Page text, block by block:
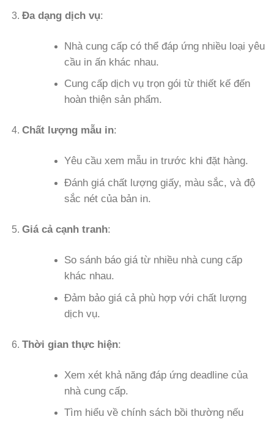
Đa dạng dịch vụ:
Nhà cung cấp có thể đáp ứng nhiều loại yêu
cầu in ấn khác nhau.
Cung cấp dịch vụ trọn gói từ thiết kế đến
hoàn thiện sản phẩm.
Chất lượng mẫu in:
Yêu cầu xem mẫu in trước khi đặt hàng.
Đánh giá chất lượng giấy, màu sắc, và độ
sắc nét của bản in.
Giá cả cạnh tranh:
So sánh báo giá từ nhiều nhà cung cấp
khác nhau.
Đảm bảo giá cả phù hợp với chất lượng
dịch vụ.
Thời gian thực hiện:
Xem xét khả năng đáp ứng deadline của
nhà cung cấp.
Tìm hiểu về chính sách bồi thường nếu